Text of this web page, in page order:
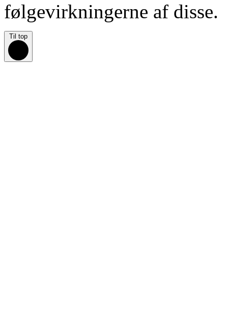
følgevirkningerne af disse.
Til top